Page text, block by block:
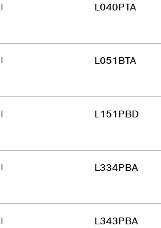
L040PTA
L051BTA
L151PBD
L334PBA
L343PBA